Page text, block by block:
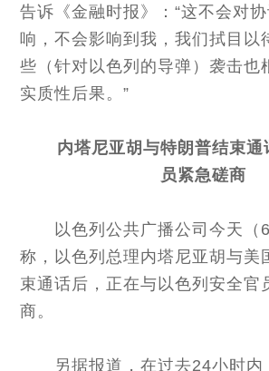
告诉《金融时报》：“这不会对
响，不会影响到我，我们拭目以
些（针对以色列的导弹）袭击也
实质性后果。”
内塔尼亚胡与特朗普结束通
员紧急磋商
以色列公共广播公司今天（6
称，以色列总理内塔尼亚胡与美
束通话后，正在与以色列安全官
商。
另据报道，在过去24小时内